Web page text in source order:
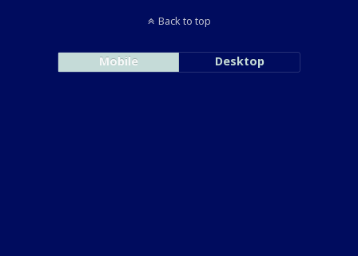
Back to top
Mobile Desktop